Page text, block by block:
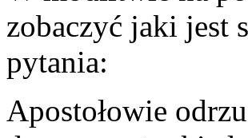
zobaczyć jaki jest
pytania:
Apostołowie